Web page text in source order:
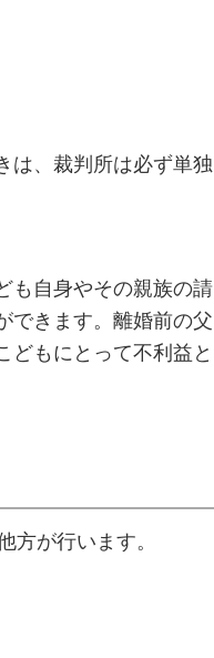
は、裁判所は必ず単独
も自身やその親族の請
できます。離婚前の父
どもにとって不利益と
方が行います。